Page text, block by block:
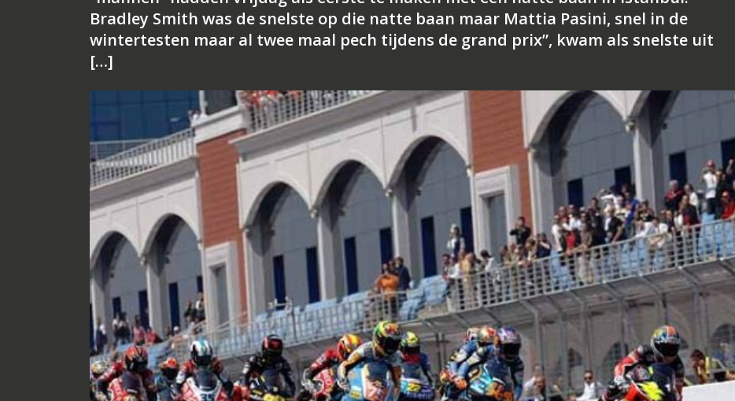
Bradley Smith was de snelste op die natte baan maar Mattia Pasini, snel in de
wintertesten maar al twee maal pech tijdens de grand prix”, kwam als snelste uit
[…]